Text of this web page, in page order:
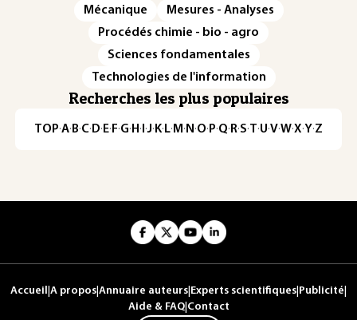
Mécanique
Mesures - Analyses
Procédés chimie - bio - agro
Sciences fondamentales
Technologies de l'information
Recherches les plus populaires
TOP·A·B·C· D· E· F·G· H · ·J· K· L· M · N ·O· P·Q· R·S·T·U·V·W·X·Y·Z
Accueil A propos Annuaire auteurs Experts scientifiques Publicité
Aide & FAQ| Contact